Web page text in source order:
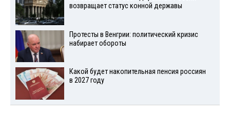
возвращает статус конной державы
Протесты в Венгрии: политический кризис
набирает обороты
Какой будет накопительная пенсия россиян
в 2027 году